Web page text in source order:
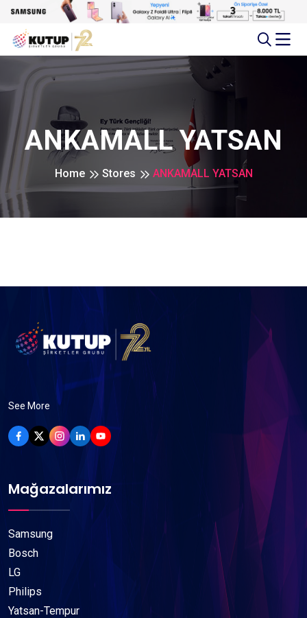
ANKAMALL YATSAN
Home Stores ANKAMALL YATSAN
See More
Mağazalarımız
Samsung
Bosch
LG
Philips
Yatsan-Tempur